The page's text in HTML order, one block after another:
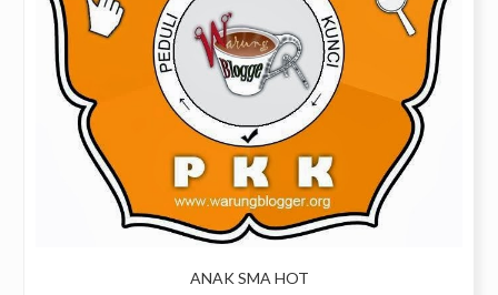
ANAK SMA HOT